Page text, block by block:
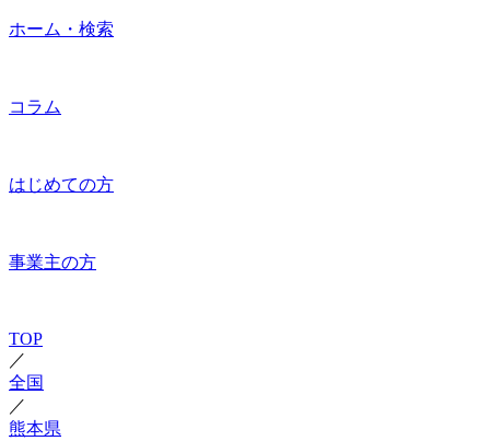
ホーム・検索
コラム
はじめての方
事業主の方
TOP
／
全国
／
熊本県